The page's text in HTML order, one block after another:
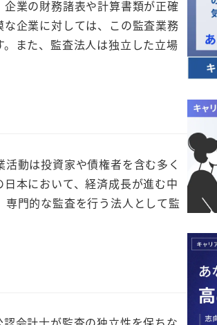
業の財務諸表や計算書類が正確
企業に対しては、この監査業務
また、監査法人は独立した立場
動は投資家や債権者を含む多く
本において、経済成長が進む中
門的な監査を行う法人として監